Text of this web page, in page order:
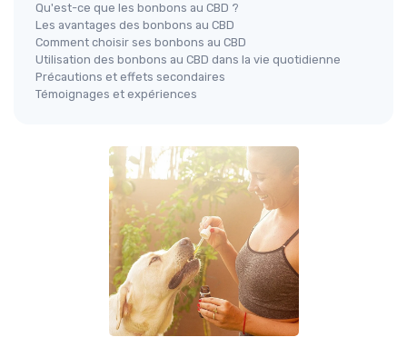
Qu'est-ce que les bonbons au CBD ?
Les avantages des bonbons au CBD
Comment choisir ses bonbons au CBD
Utilisation des bonbons au CBD dans la vie quotidienne
Précautions et effets secondaires
Témoignages et expériences